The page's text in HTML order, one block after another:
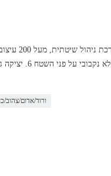
לתיקון, רק
ורוד/אדום/צהוב/